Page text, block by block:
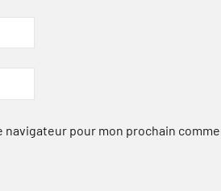
pour mon prochain